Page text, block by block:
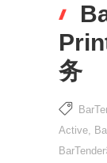
务
Active,